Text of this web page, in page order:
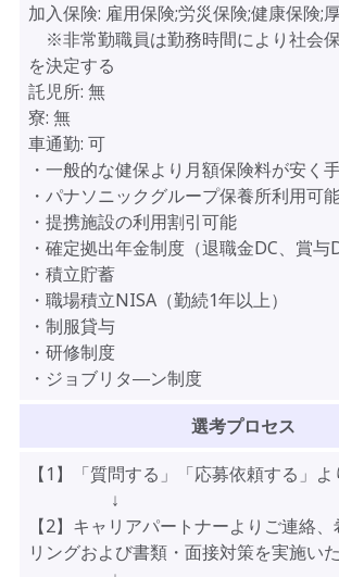
加入保険: 雇用保険;労災保険;健康保険;
※非常勤職員は勤務時間により社会
を決定する
託児所: 無
寮: 無
車通勤: 可
・一般的な健保より月額保険料が安く
・パナソニックグループ保養所利用可
・提携施設の利用割引可能
・確定拠出年金制度（退職金DC、賞与
・積立貯蓄
・職場積立NISA（勤続1年以上）
・制服貸与
・研修制度
・ジョブリタ―ン制度
選考プロセス
【1】「質問する」「応募依頼する」
↓
【2】キャリアパートナーよりご連絡
リングおよび書類・面接対策を実施いた